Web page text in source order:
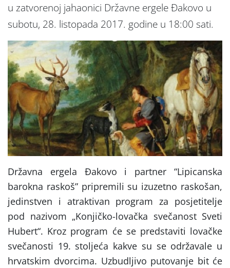
u zatvorenoj jahaonici Državne ergele Đakovo u
subotu, 28. listopada 2017. godine u 18:00 sati.
Državna ergela Đakovo i partner “Lipicanska
barokna raskoš” pripremili su izuzetno raskošan,
jedinstven i atraktivan program za posjetitelje
pod nazivom „Konjičko-lovačka svečanost Sveti
Hubert“. Kroz program će se predstaviti lovačke
svečanosti 19. stoljeća kakve su se održavale u
hrvatskim dvorcima. Uzbudljivo putovanje bit će